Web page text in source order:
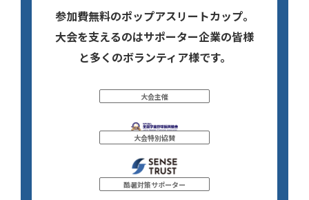
参加費無料のポップアスリートカップ。
大会を支えるのはサポーター企業の皆様
と多くのボランティア様です。
大会主催
大会特別協賛
酷暑対策サポーター